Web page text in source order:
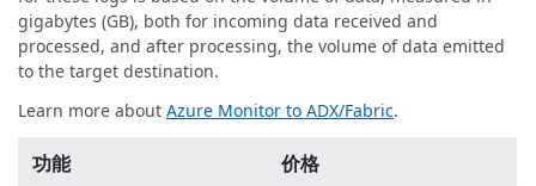
gigabytes (GB), both for incoming data received and
processed, and after processing, the volume of data emitted
to the target destination.
Learn more about Azure Monitor to ADX/Fabric.
功能 价格